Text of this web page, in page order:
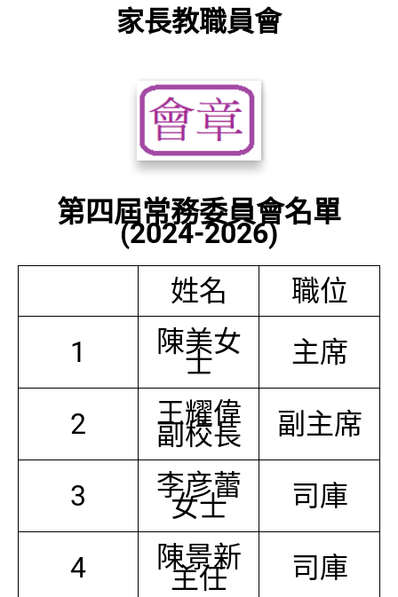
家長教職員會
第四屆常務委員會名單
(2024-2026)
姓名
職位
1
陳美女
士 主席
2 王耀偉
副校長 副主席
3 李彦蕾
女士 司庫
4 陳景新
主任 司庫